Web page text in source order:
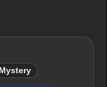
Mystery